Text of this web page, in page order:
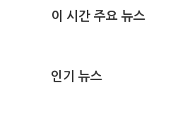
이 시간 주요 뉴스
인기 뉴스